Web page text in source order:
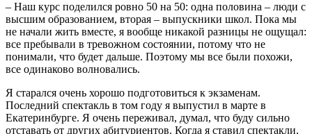
– Наш курс поделился ровно 50 на 50: одна половина – люди с
высшим образованием, вторая – выпускники школ. Пока мы
не начали жить вместе, я вообще никакой разницы не ощущал:
все пребывали в тревожном состоянии, потому что не
понимали, что будет дальше. Поэтому мы все были похожи,
все одинаково волновались.
Я старался очень хорошо подготовиться к экзаменам.
Последний спектакль в том году я выпустил в марте в
Екатеринбурге. Я очень переживал, думал, что буду сильно
отставать от других абитуриентов. Когда я ставил спектакли,